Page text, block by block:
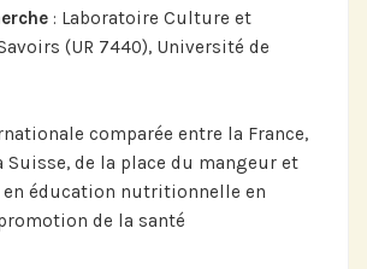
: Laboratoire Culture et
(UR 7440), Université de
comparée entre la France,
Suisse, de la place du mangeur et
éducation nutritionnelle en
de la santé